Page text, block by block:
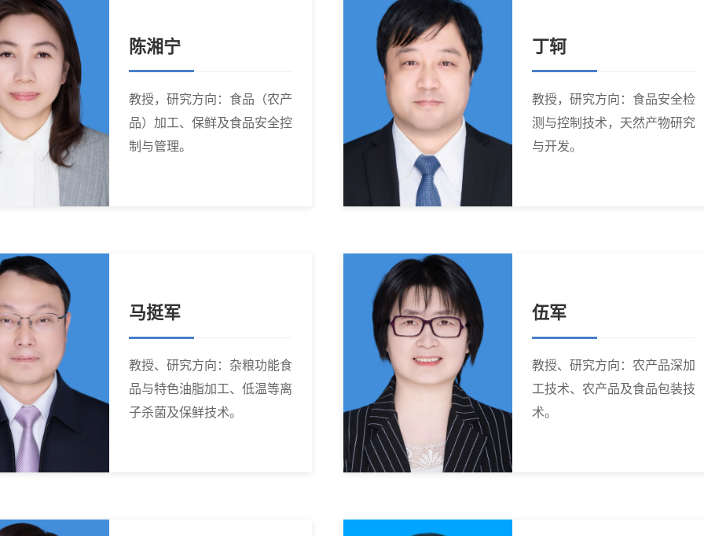
陈湘宁
教授，研究方向：食品（农产
品）加工、保鲜及食品安全控
制与管理。
丁轲
教授，研究方向：食品安全检
测与控制技术，天然产物研究
与开发。
马挺军
教授、研究方向：杂粮功能食
品与特色油脂加工、低温等离
子杀菌及保鲜技术。
伍军
教授、研究方向：农产品深加
工技术、农产品及食品包装技
术。